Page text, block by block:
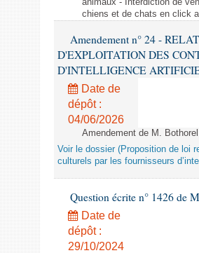
animaux - Interdiction de
chiens et de chats en click
Amendement n° 24 -
D'EXPLOITATION DES
D'INTELLIGENCE
Date de
dépôt :
04/06/2026
Amendement de M.
Voir le dossier (Proposition de loi
culturels par les fournisseurs
Question écrite n° 1426 de
Date de
dépôt :
29/10/2024